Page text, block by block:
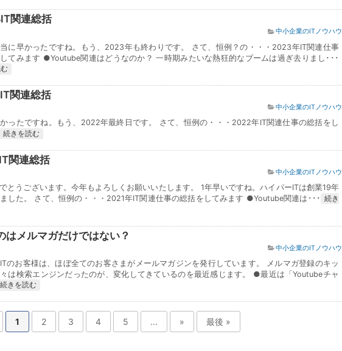
関連総括
中小企業のITノウハウ
に早かったですね。もう、2023年も終わりです。 さて、恒例？の・・・2023年IT関連仕事
てみます ●Youtube関連はどうなのか？ 一時期みたいな熱狂的なブームは過ぎ去りまし･･･
関連総括
中小企業のITノウハウ
ったですね。もう、2022年最終日です。 さて、恒例の・・・2022年IT関連仕事の総括をし
続きを読む
関連総括
中小企業のITノウハウ
とうございます。今年もよろしくお願いいたします。 1年早いですね。ハイパーITは創業19年
した。 さて、恒例の・・・2021年IT関連仕事の総括をしてみます ●Youtube関連は･･･
続き
はメルマガだけではない？
中小企業のITノウハウ
のお客様は、ほぼ全てのお客さまがメールマガジンを発行しています。 メルマガ登録のキッ
は検索エンジンだったのが、変化してきているのを最近感じます。 ●最近は「Youtubeチャ
続きを読む
1 2 3 4 5 ... » 最後 »